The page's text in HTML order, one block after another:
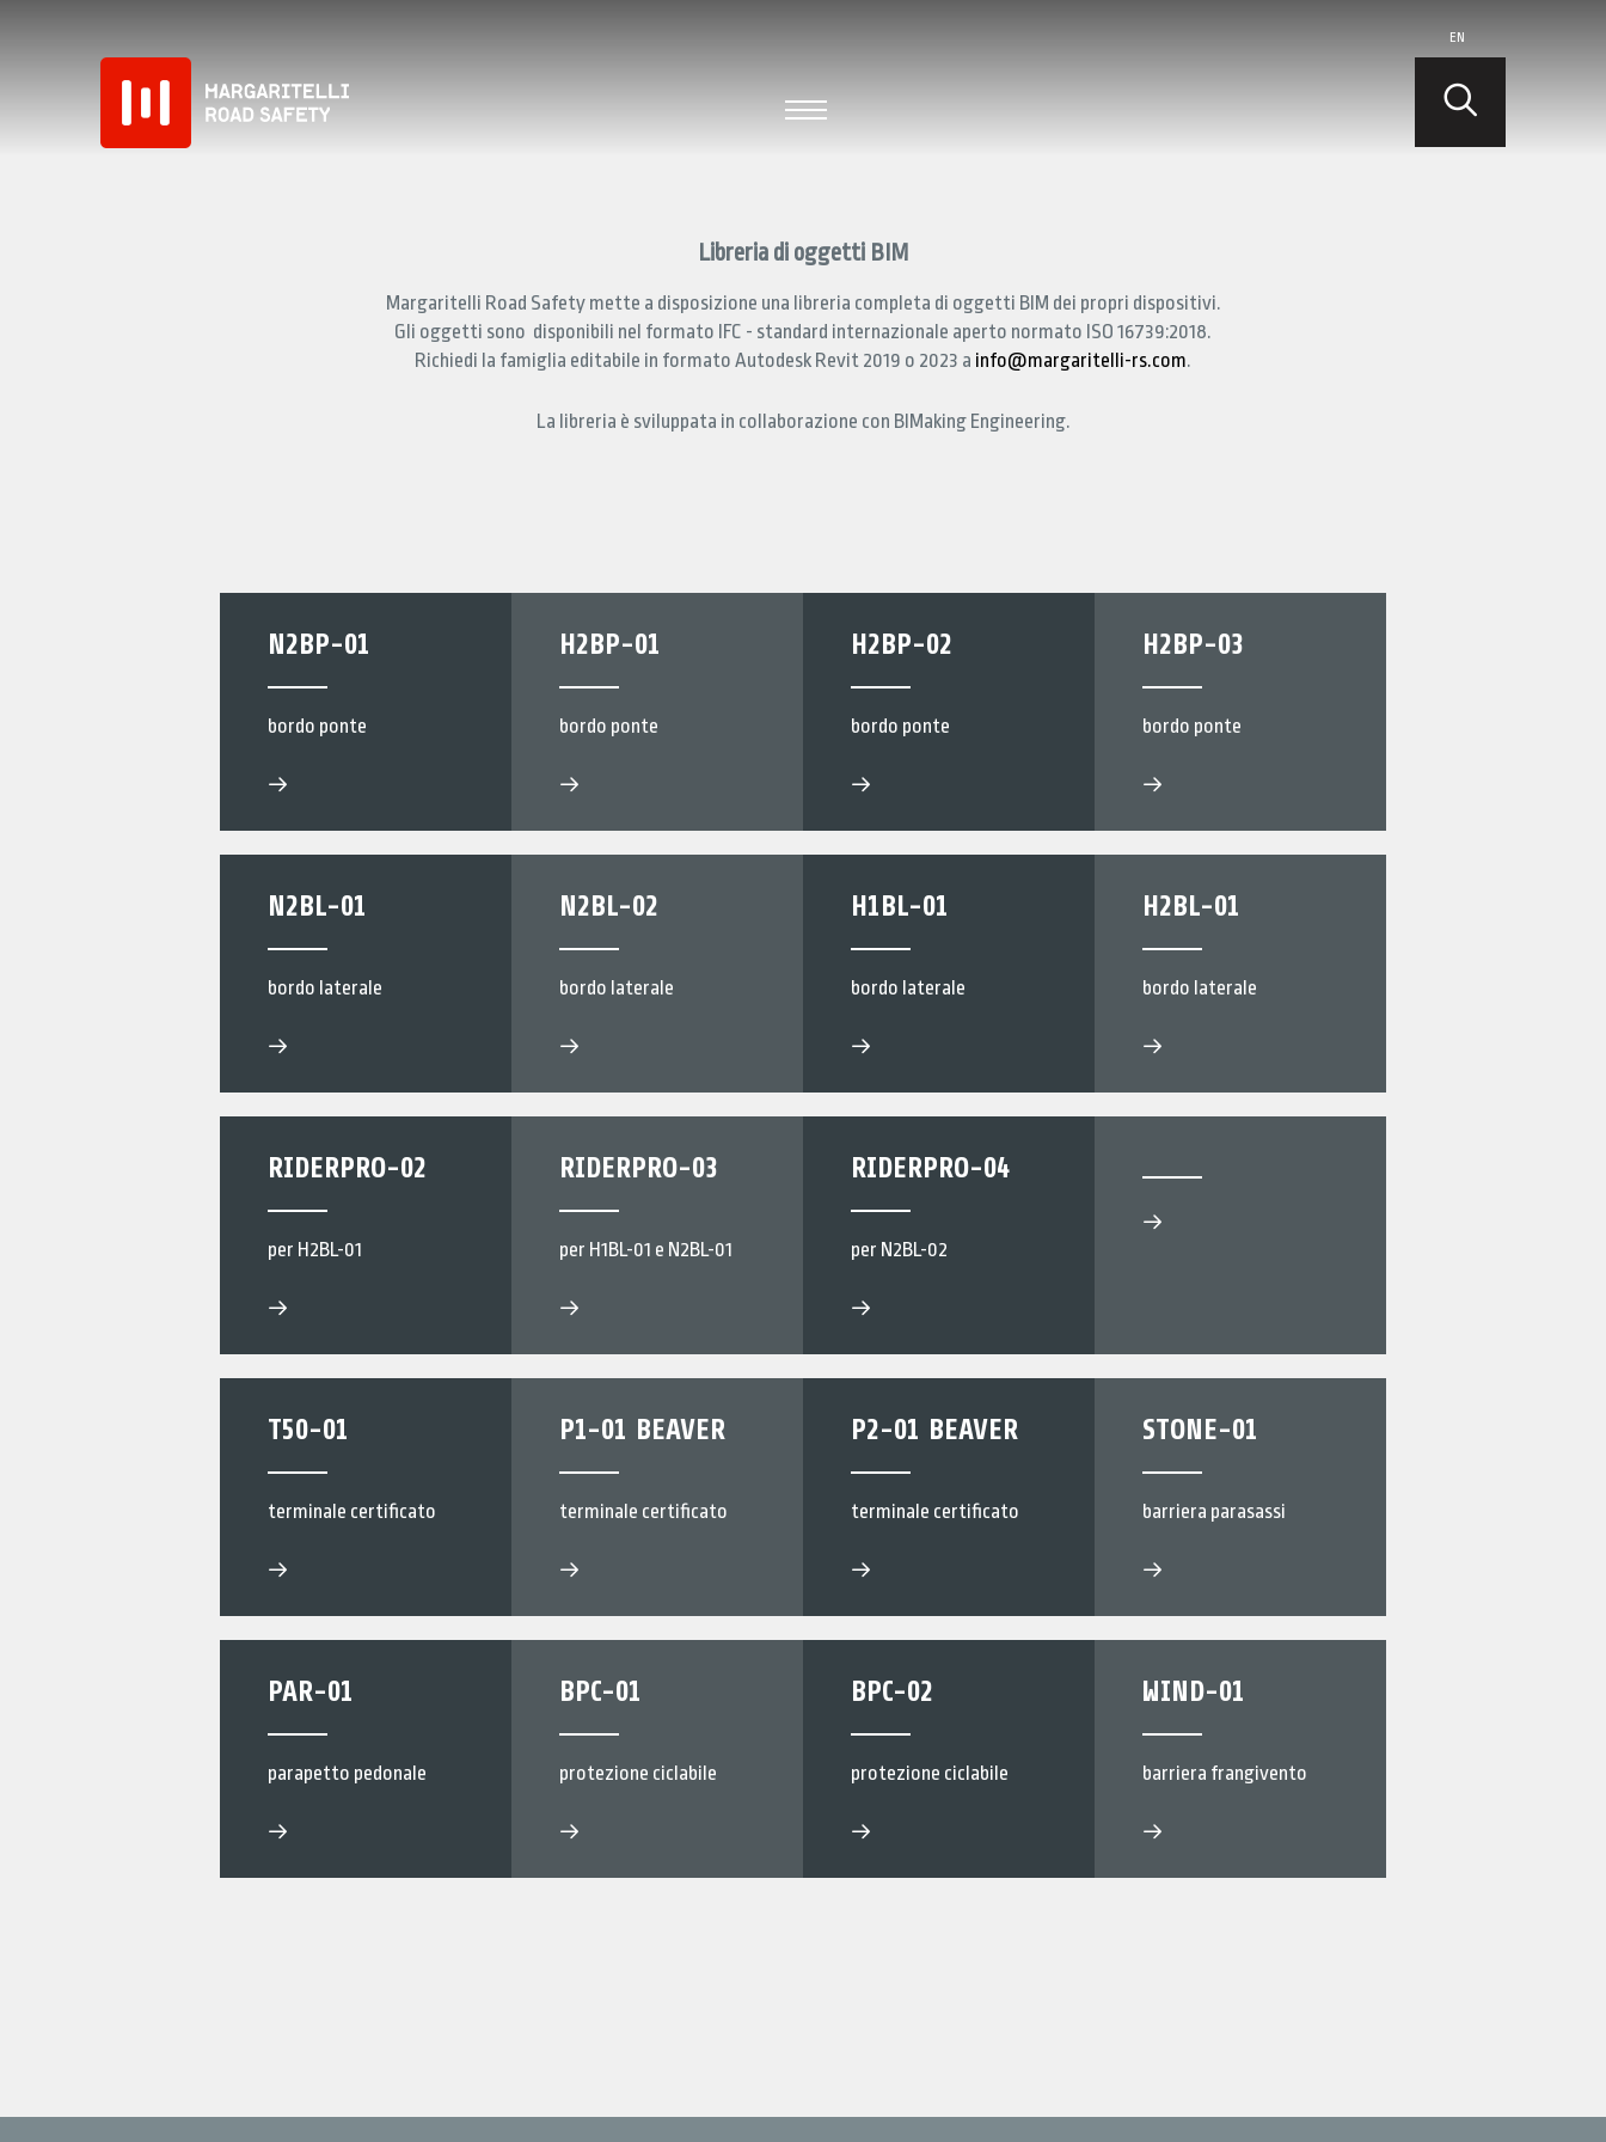
DISPOSITIVI EUROPEI
AGENZIE
CONTATTI
CERCA
EN
Libreria di oggetti BIM
Margaritelli Road Safety mette a disposizione una libreria completa di oggetti BIM dei propri dispositivi.
Gli oggetti sono disponibili nel formato IFC - standard internazionale aperto normato ISO 16739:2018.
Richiedi la famiglia editabile in formato Autodesk Revit 2019 o 2023 a info@margaritelli-rs.com.
La libreria è sviluppata in collaborazione con BIMaking Engineering.
N2BP-01
bordo ponte
H2BP-01
bordo ponte
H2BP-02
bordo ponte
H2BP-03
bordo ponte
N2BL-01
bordo laterale
N2BL-02
bordo laterale
H1BL-01
bordo laterale
H2BL-01
bordo laterale
RIDERPRO-02
per H2BL-01
RIDERPRO-03
per H1BL-01 e N2BL-01
RIDERPRO-04
per N2BL-02
T50-01
terminale certificato
P1-01 BEAVER
terminale certificato
P2-01 BEAVER
terminale certificato
STONE-01
barriera parasassi
PAR-01
parapetto pedonale
BPC-01
protezione ciclabile
BPC-02
protezione ciclabile
WIND-01
barriera frangivento